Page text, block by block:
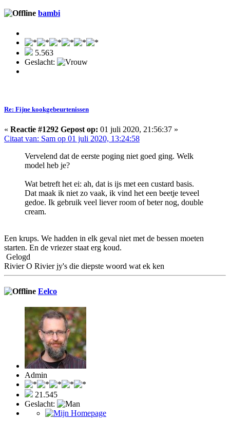
bambi
5.563
Geslacht:
Re: Fijne kookgebeurtenissen
« Reactie #1292 Gepost op: 01 juli 2020, 21:56:37 »
Citaat van: Sam op 01 juli 2020, 13:24:58
Vervelend dat de eerste poging niet goed ging. Welk
model heb je?
Wat betreft het ei: ah, dat is ijs met een custard basis.
Dat maak ik niet zo vaak, ik vind het een beetje teveel
gedoe. Ik gebruik veel liever room of beter nog, double
cream.
Een krups. We hadden in elk geval niet met de bessen moeten
starten. En de vriezer staat erg koud.
Gelogd
Rivier O Rivier jy's die diepste woord wat ek ken
Eelco
Admin
21.545
Geslacht: